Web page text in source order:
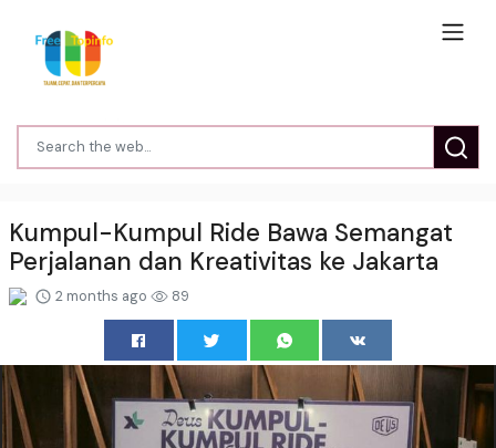
Kumpul-Kumpul Ride Bawa Semangat
Perjalanan dan Kreativitas ke Jakarta
2 months ago 89